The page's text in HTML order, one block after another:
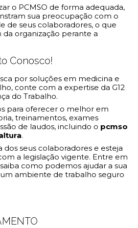
o PCMSO de forma adequada,
sua preocupação com o
de seus colaboradores, o que
organização perante a
Conosco!
por soluções em medicina e
conte com a expertise da G12
do Trabalho.
para oferecer o melhor em
treinamentos, exames
de laudos, incluindo o pcmso
.
dos seus colaboradores e esteja
a legislação vigente. Entre em
como podemos ajudar a sua
ambiente de trabalho seguro